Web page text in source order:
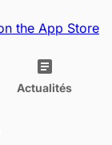
Actualités